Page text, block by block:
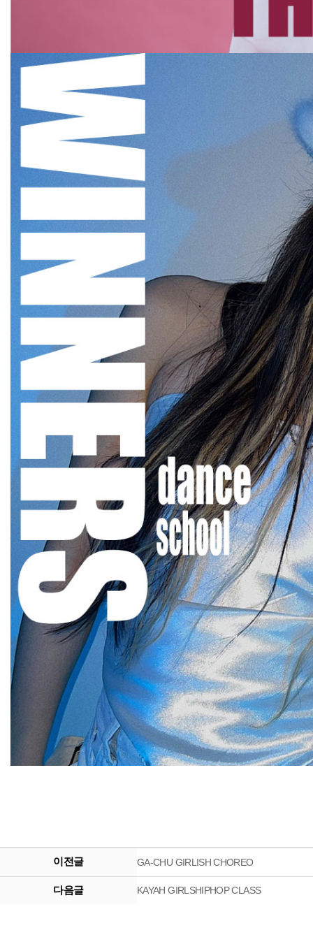
이전글 GA-CHU GIRLISH CHOREO
다음글 KAYAH GIRLSHIPHOP CLASS